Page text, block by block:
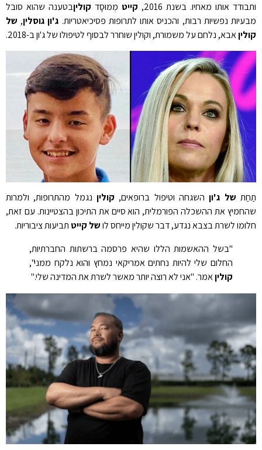
ותבודד אותו מאחיו. בשנת 2016,
קייט מְמוּסָד קוליןבטענה שהוא סובל
מבעיות נפשיות רבות, והכניס אותו לתרופות פסיכיאטריות. ג'ון גוסלין, של
קוליןאבא, נלחם על משמורת, וקולין שוחרר לבסוף לטיפולו של ג'ון ב-2018.
תַחַת של ג'וןהשגחה וטיפול ברופאים, קולין נגמל מהתרופות, ולמרות
שהחמיץ את ההשכלה הפורמלית, הוא סיים את התיכון בהצטיינות. עם זאת,
חלומו לשרת בצבא נגדע, דבר שקולין מייחס לושל קייט תביעות ציבוריות.
"בשל ההאשמות הללו שהיא פרסמה ברשתות החברתיות,
החלום שלי להיות נחתים אמריקאי נמחץ והוא נלקח ממני",
קוליןאמר. "אני לא רוצה יותר מאשר לשרת את המדינה שלי."